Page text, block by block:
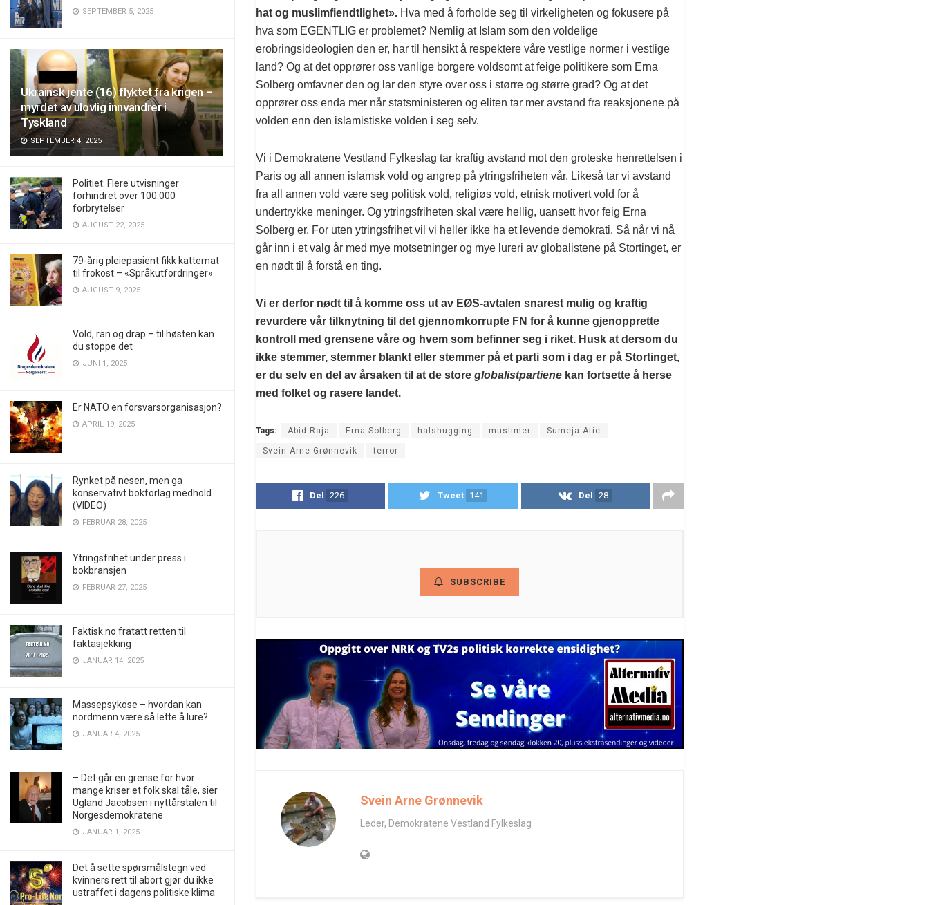
SEPTEMBER 5, 2025
Ukrainsk jente (16) flyktet fra krigen –
myrdet av ulovlig innvandrer i
Tyskland
SEPTEMBER 4, 2025
Politiet: Flere utvisninger
forhindret over 100.000
forbrytelser
AUGUST 22, 2025
79-årig pleiepasient fikk kattemat
til frokost – «Språkutfordringer»
AUGUST 9, 2025
Vold, ran og drap – til høsten kan
du stoppe det
JUNI 1, 2025
Er NATO en forsvarsorganisasjon?
APRIL 19, 2025
Rynket på nesen, men ga
konservativt bokforlag medhold
(VIDEO)
FEBRUAR 28, 2025
Ytringsfrihet under press i
bokbransjen
FEBRUAR 27, 2025
Faktisk.no fratatt retten til
faktasjekking
JANUAR 14, 2025
Massepsykose – hvordan kan
nordmenn være så lette å lure?
JANUAR 4, 2025
– Det går en grense for hvor
mange kriser et folk skal tåle, sier
Ugland Jacobsen i nyttårstalen til
Norgesdemokratene
JANUAR 1, 2025
Det å sette spørsmålstegn ved
kvinners rett til abort gjør du ikke
ustraffet i dagens politiske klima
hat og muslimfiendtlighet». Hva med å forholde seg til virkeligheten og fokusere på
hva som EGENTLIG er problemet? Nemlig at Islam som den voldelige
erobringsideologien den er, har til hensikt å respektere våre vestlige normer i vestlige
land? Og at det opprører oss vanlige borgere voldsomt at feige politikere som Erna
Solberg omfavner den og lar den styre over oss i større og større grad? Og at det
opprører oss enda mer når statsministeren og eliten tar mer avstand fra reaksjonene på
volden enn den islamistiske volden i seg selv.
Vi i Demokratene Vestland Fylkeslag tar kraftig avstand mot den groteske henrettelsen i
Paris og all annen islamsk vold og angrep på ytringsfriheten vår. Likeså tar vi avstand
fra all annen vold være seg politisk vold, religiøs vold, etnisk motivert vold for å
undertrykke meninger. Og ytringsfriheten skal være hellig, uansett hvor feig Erna
Solberg er. For uten ytringsfrihet vil vi heller ikke ha et levende demokrati. Så når vi nå
går inn i et valg år med mye motsetninger og mye lureri av globalistene på Stortinget, er
en nødt til å forstå en ting.
Vi er derfor nødt til å komme oss ut av EØS-avtalen snarest mulig og kraftig
revurdere vår tilknytning til det gjennomkorrupte FN for å kunne gjenopprette
kontroll med grensene våre og hvem som befinner seg i riket. Husk at dersom du
ikke stemmer, stemmer blankt eller stemmer på et parti som i dag er på Stortinget,
er du selv en del av årsaken til at de store globalistpartiene kan fortsette å herse
med folket og rasere landet.
Tags: Abid Raja Erna Solberg halshugging muslimer Sumeja Atic
Svein Arne Grønnevik terror
Del 226 Tweet 141 Del 28
SUBSCRIBE
Svein Arne Grønnevik
Leder, Demokratene Vestland Fylkeslag